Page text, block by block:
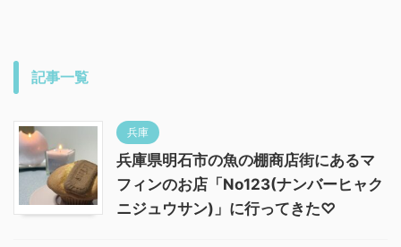
記事一覧
兵庫
兵庫県明石市の魚の棚商店街にあるマ
フィンのお店「No123(ナンバーヒャク
ニジュウサン)」に行ってきた♡